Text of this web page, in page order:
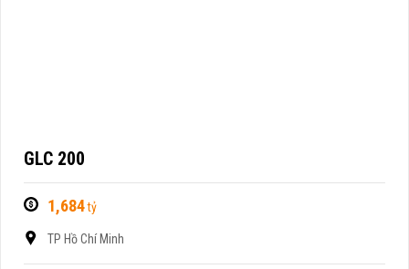
GLC 200
1,684tỷ
TP Hồ Chí Minh